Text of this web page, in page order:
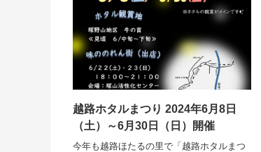
越路ホタルまつり 2024年6月8日
（土）～6月30日（日）開催
今年も越路ほたるの里で「越路ホタルまつ